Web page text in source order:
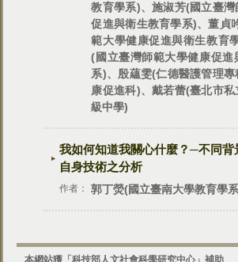
教育學系)、施淑芳(國立臺灣
促進與衛生教育學系)、董貞
範大學健康促進與衛生教育
(國立臺灣師範大學健康促進
系)、殷蘊雯(仁德醫護管理專
康促進科)、戴若蕾(臺北市私
級中學)
我如何知道我關心什麼？─不同背
自身技術之分析
作者： 郭丁熒(國立臺南大學教育學
本網站獲「科技部人文社會科學研究中心」補助